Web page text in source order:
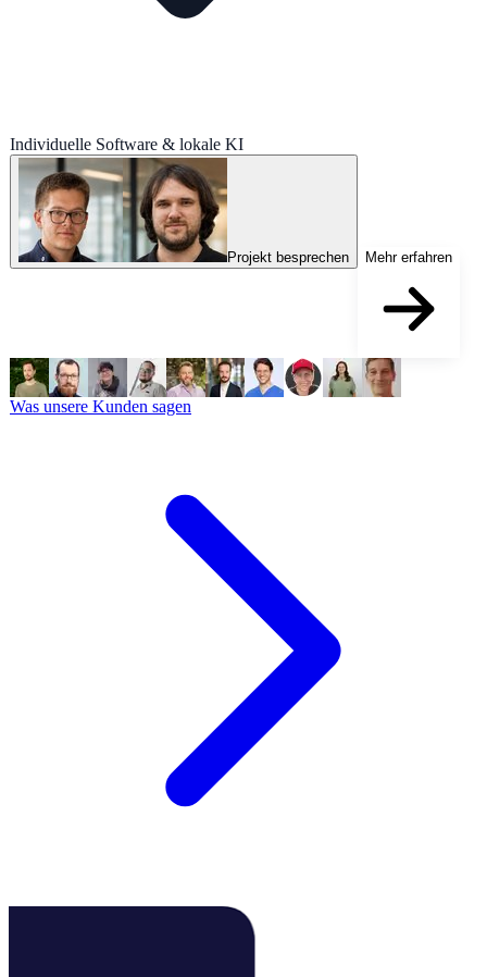
Individuelle Software & lokale KI
Projekt besprechen Mehr erfahren
Was unsere Kunden sagen